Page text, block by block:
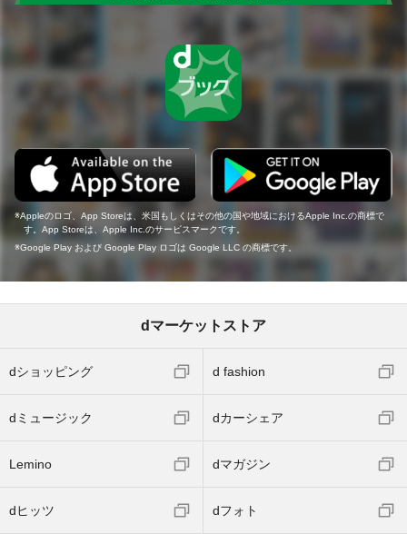
Appleのロゴ、App Storeは、米国もしくはその他の国や地域におけるApple Inc.の商標で
す。App Storeは、Apple Inc.のサービスマークです。
Google Play および Google Play ロゴは Google LLC の商標です。
dマーケットストア
dショッピング d fashion
dミュージック dカーシェア
Lemino dマガジン
dヒッツ dフォト